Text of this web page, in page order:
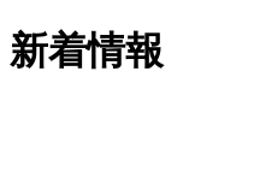
新着情報